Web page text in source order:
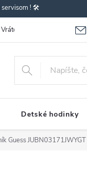
servisom ! 🛠️
Vrátenie-výmena tovaru
Detské hodinky
Guess JUBN03171JWYGT